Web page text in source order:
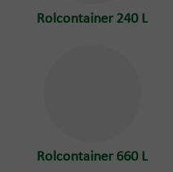
Rolcontainer 240 L
Rolcontainer 660 L